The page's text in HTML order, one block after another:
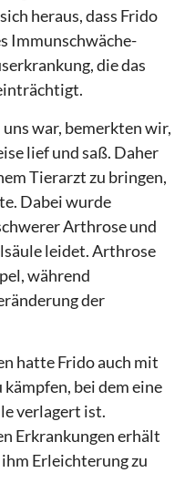
heraus, dass Frido
Immunschwäche-
die das
war, bemerkten wir,
lief und saß. Daher
Tierarzt zu bringen,
Dabei wurde
Arthrose und
leidet. Arthrose
während
der
hatte Frido auch mit
bei dem eine
verlagert ist.
Erkrankungen erhält
Erleichterung zu